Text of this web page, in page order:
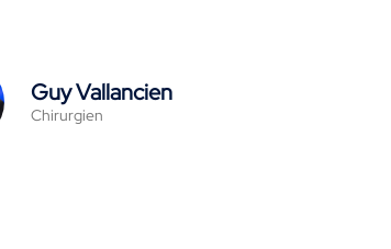
Guy Vallancien
Chirurgien